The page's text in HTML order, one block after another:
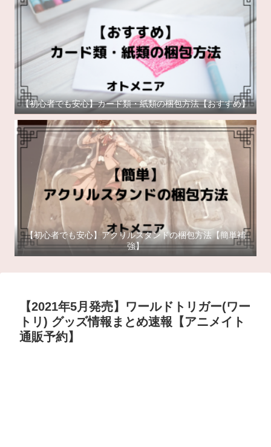
【初心者でも安心】カード類・紙類の梱包方法【おすすめ】
【初心者でも安心】アクリルスタンドの梱包方法【簡単補
強】
【2021年5月発売】ワールドトリガー(ワー
トリ) グッズ情報まとめ速報【アニメイト
通販予約】